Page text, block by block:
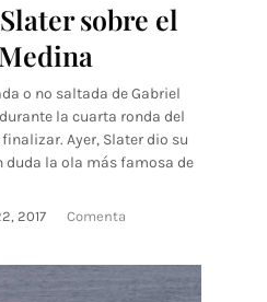
sobre el
o no saltada de Gabriel
la cuarta ronda del
Ayer, Slater dio su
duda la ola más famosa de
2017 Comenta